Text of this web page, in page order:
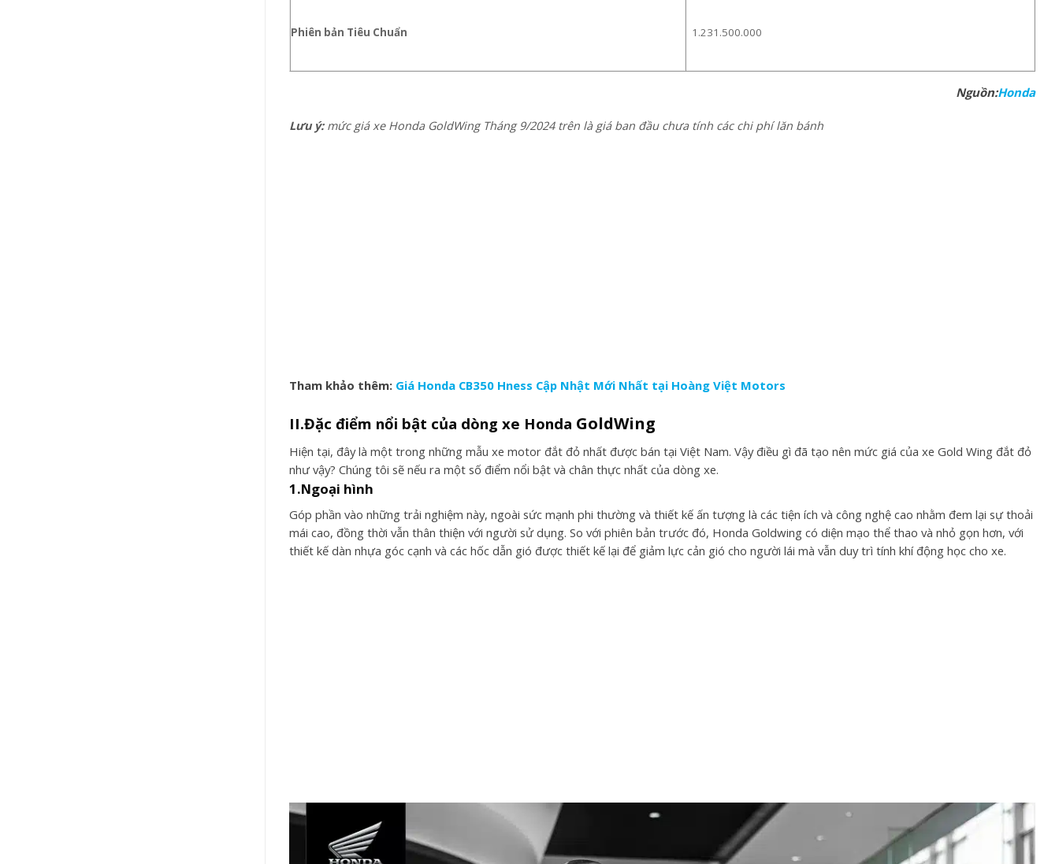
Phiên bản Tiêu Chuẩn 1.231.500.000
Nguồn:Honda
Lưu ý:mức giá xe Honda GoldWing Tháng 9/2024 trên là giá ban đầu chưa tính các chi phí lăn bánh
Tham khảo thêm: Giá Honda CB350 Hness Cập Nhật Mới Nhất tại Hoàng Việt Motors
II.Đặc điểm nổi bật của dòng xe Honda GoldWing
Hiện tại, đây là một trong những mẫu xe motor đắt đỏ nhất được bán tại Việt Nam. Vậy điều gì đã tạo nên mức giá của xe Gold Wing đắt đỏ
như vậy? Chúng tôi sẽ nếu ra một số điểm nổi bật và chân thực nhất của dòng xe.
1.Ngoại hình
Góp phần vào những trải nghiệm này, ngoài sức mạnh phi thường và thiết kế ấn tượng là các tiện ích và công nghệ cao nhằm đem lại sự thoải
mái cao, đồng thời vẫn thân thiện với người sử dụng. So với phiên bản trước đó, Honda Goldwing có diện mạo thể thao và nhỏ gọn hơn, với
thiết kế dàn nhựa góc cạnh và các hốc dẫn gió được thiết kế lại để giảm lực cản gió cho người lái mà vẫn duy trì tính khí động học cho xe.